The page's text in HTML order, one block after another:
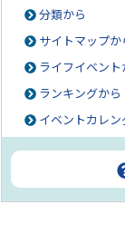
分類から
サイトマップか
ライフイベント
ランキングから
イベントカレン